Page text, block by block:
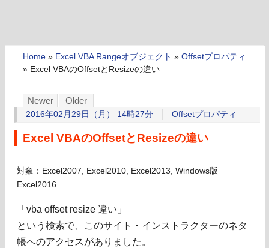
Home » Excel VBA Rangeオブジェクト » Offsetプロパティ
» Excel VBAのOffsetとResizeの違い
Newer Older
2016年02月29日（月） 14時27分 Offsetプロパティ
Excel VBAのOffsetとResizeの違い
対象：Excel2007, Excel2010, Excel2013, Windows版
Excel2016
「vba offset resize 違い」
という検索で、このサイト・インストラクターのネタ
帳へのアクセスがありました。